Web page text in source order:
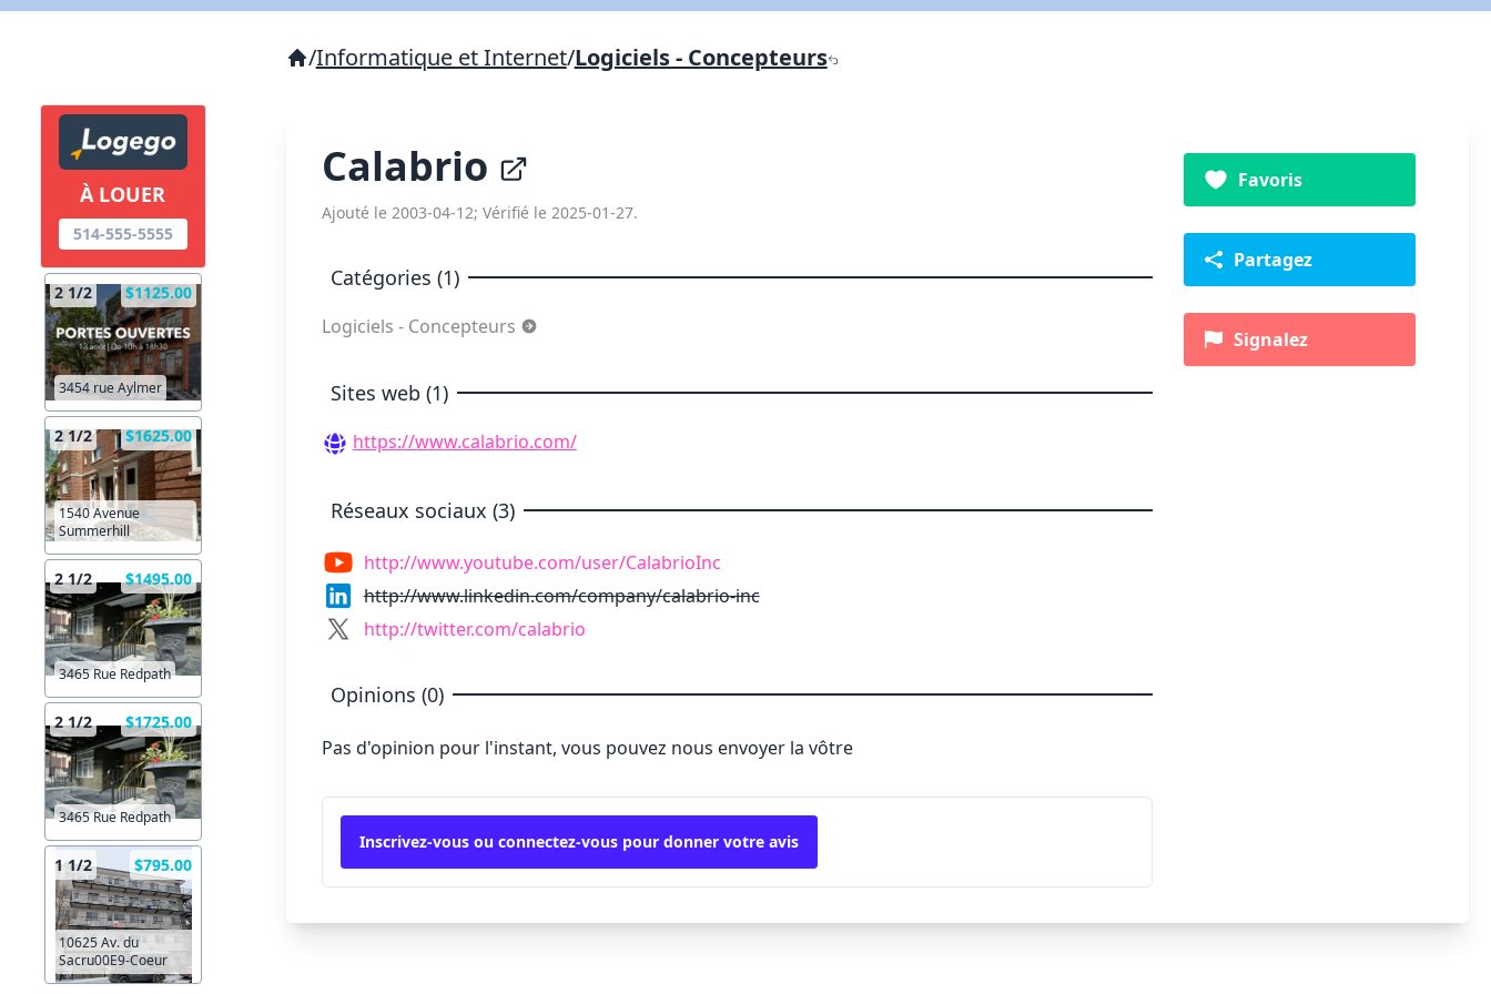
À LOUER
514-555-5555
2 1/2 $1125.00
3454 rue Aylmer
2 1/2 $1625.00
1540 Avenue
Summerhill
2 1/2 $1495.00
3465 Rue Redpath
2 1/2 $1725.00
3465 Rue Redpath
1 1/2 $795.00
10625 Av. du
Sacru00E9-Coeur
/Informatique et Internet/Logiciels - Concepteurs
Calabrio
Ajouté le 2003-04-12; Vérifié le 2025-01-27.
Catégories (1)
Logiciels - Concepteurs
Sites web (1)
https://www.calabrio.com/
Réseaux sociaux (3)
http://www.youtube.com/user/CalabrioInc
http://www.linkedin.com/company/calabrio-inc
http://twitter.com/calabrio
Opinions (0)
Pas d'opinion pour l'instant, vous pouvez nous envoyer la vôtre
Inscrivez-vous ou connectez-vous pour donner votre avis
Favoris
Partagez
Signalez
X Fermer